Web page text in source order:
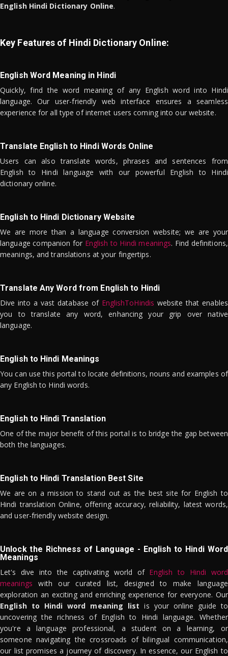
English Hindi Dictionary Online.
Key Features of Hindi Dictionary Online:
English Word Meaning in Hindi
Quickly, find the word meaning of any English word into Hindi
language. Our user-friendly web interface ensures a seamless
experience for all type of internet users coming into our website.
Translate English to Hindi Words Online
Users can also translate words, phrases and sentences from
English to Hindi language with our powerful English to Hindi
dictionary online.
English to Hindi Dictionary Website
We are more than a language conversion website; we are your
language companion for English to Hindi meanings. Find definitions,
meanings, and translations at your fingertips.
Translate Any Word from English to Hindi
Dive into a vast database of EnglishToHindis website that enables
you to translate any word, enhancing your grip over native
language.
English to Hindi Meanings
You can use this portal to locate definitions, nouns and examples of
any English to Hindi words.
English to Hindi Translation
One of the major benefit of this portal is to bridge the gap between
both the languages.
English to Hindi Translation Best Site
We are on a mission to stand out as the best site for English to
Hindi translation Online, offering accuracy, reliability, latest words,
and user-friendly website design.
Unlock the Richness of Language - English to Hindi Word
Meanings
Let's dive into the captivating world of English to Hindi word
meanings with our curated list, designed to make language
exploration an exciting and enriching experience for everyone. Our
English to Hindi word meaning list is your online guide to
uncovering the richness of English to Hindi language. Whether
you're a language professional, a student on a learning, or
someone navigating the crossroads of bilingual communication,
our list promises a journey of discovery. In essence, our English to